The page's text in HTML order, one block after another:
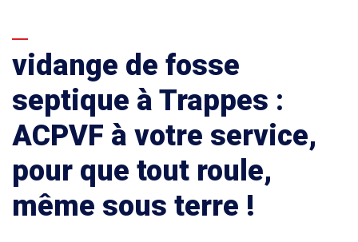
vidange de fosse
septique à Trappes :
ACPVF à votre service,
pour que tout roule,
même sous terre !